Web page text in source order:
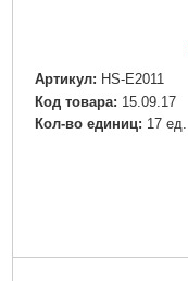
Артикул: HS-E2011
Код товара: 15.09.17
Кол-во единиц: 17 ед.